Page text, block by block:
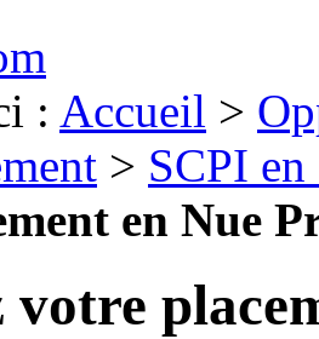
: Accueil >
> SCPI
en Nue
votre